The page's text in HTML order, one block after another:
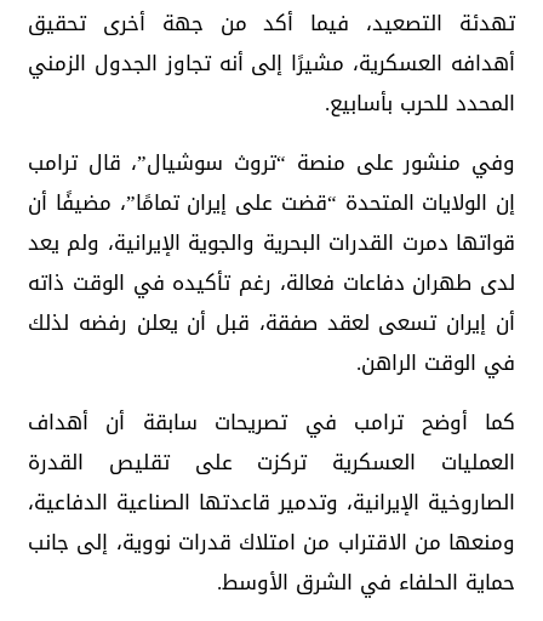
تهدئة التصعيد، فيما أكد من جهة أخرى تحقيق
أهدافه العسكرية، مشيرًا إلى أنه تجاوز الجدول الزمني
المحدد للحرب بأسابيع.
وفي منشور على منصة “تروث سوشيال”، قال ترامب
إن الولايات المتحدة “قضت على إيران تمامًا”، مضيفًا أن
قواتها دمرت القدرات البحرية والجوية الإيرانية، ولم يعد
لدى طهران دفاعات فعالة، رغم تأكيده في الوقت ذاته
أن إيران تسعى لعقد صفقة، قبل أن يعلن رفضه لذلك
في الوقت الراهن.
كما أوضح ترامب في تصريحات سابقة أن أهداف
العمليات العسكرية تركزت على تقليص القدرة
الصاروخية الإيرانية، وتدمير قاعدتها الصناعية الدفاعية،
ومنعها من الاقتراب من امتلاك قدرات نووية، إلى جانب
حماية الحلفاء في الشرق الأوسط.